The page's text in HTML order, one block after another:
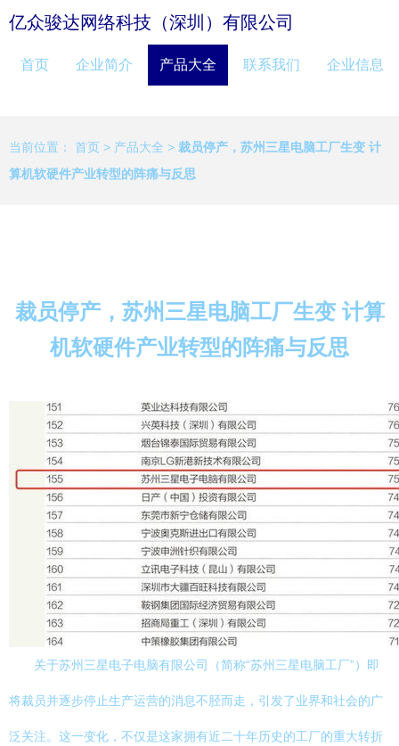
亿众骏达网络科技（深圳）有限公司
首页 企业简介 产品大全 联系我们 企业信息
当前位置： 首页 > 产品大全 > 裁员停产，苏州三星电脑工厂生变 计
算机软硬件产业转型的阵痛与反思
裁员停产，苏州三星电脑工厂生变 计算
机软硬件产业转型的阵痛与反思
关于苏州三星电子电脑有限公司（简称“苏州三星电脑工厂”）即
将裁员并逐步停止生产运营的消息不胫而走，引发了业界和社会的广
泛关注。这一变化，不仅是这家拥有近二十年历史的工厂的重大转折